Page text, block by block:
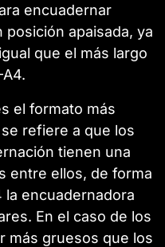
encuadernar
apaisada, ya
que el más largo
el formato más
refiere a que los
tienen una
entre ellos, de forma
la encuadernadora
En el caso de los
más gruesos que los